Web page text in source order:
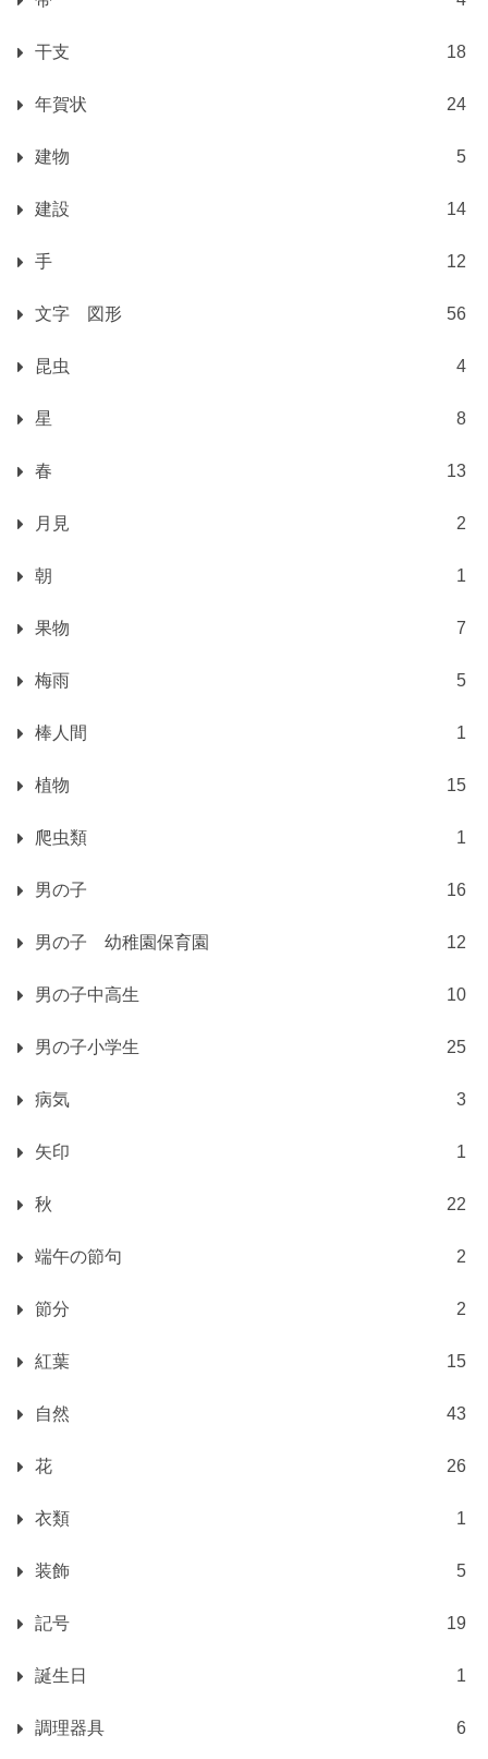
干支 18
年賀状 24
建物 5
建設 14
手 12
文字 図形 56
昆虫 4
星 8
春 13
月見 2
朝 1
果物 7
梅雨 5
棒人間 1
植物 15
爬虫類 1
男の子 16
男の子 幼稚園保育園 12
男の子中高生 10
男の子小学生 25
病気 3
矢印 1
秋 22
端午の節句 2
節分 2
紅葉 15
自然 43
花 26
衣類 1
装飾 5
記号 19
誕生日 1
調理器具 6